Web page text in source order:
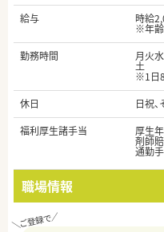
給与
時給
※年齢
勤務時間
月火
土 ／
※1日
休日
日祝
福利厚生諸手当
厚生
剤師
通勤
職場情報